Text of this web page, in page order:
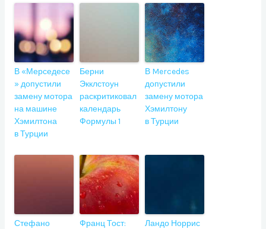
В «Мерседесе
» допустили
замену мотора
на машине
Хэмилтона
в Турции
Берни
Экклстоун
раскритиковал
календарь
Формулы 1
В Mercedes
допустили
замену мотора
Хэмилтону
в Турции
Стефано
Франц Тост:
Ландо Норрис